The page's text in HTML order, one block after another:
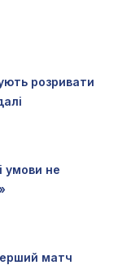
розривати
умови не
матч